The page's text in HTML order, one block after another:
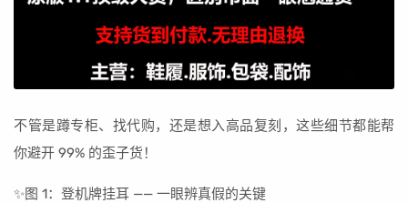
不管是蹲专柜、找代购，还是想入高品复刻，这些细节都能帮
你避开 99% 的歪子货！
✨图 1：登机牌挂耳 —— 一眼辨真假的关键